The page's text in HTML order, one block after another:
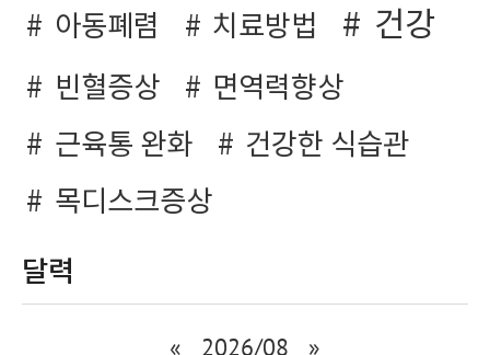
아동폐렴
치료방법 건강
빈혈증상
면역력향상
근육통 완화
건강한 식습관
목디스크증상
달력
« 2026/08 »